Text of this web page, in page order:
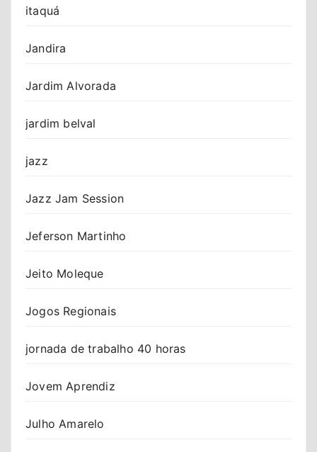
itaquá
Jandira
Jardim Alvorada
jardim belval
jazz
Jazz Jam Session
Jeferson Martinho
Jeito Moleque
Jogos Regionais
jornada de trabalho 40 horas
Jovem Aprendiz
Julho Amarelo